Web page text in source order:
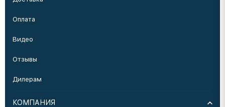
Оплата
Видео
Отзывы
Дилерам
КОМПАНИЯ